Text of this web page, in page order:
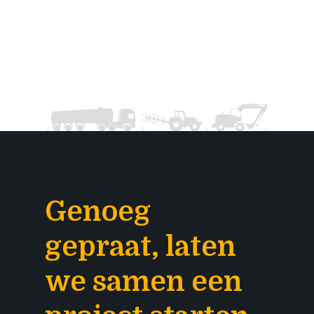
Genoeg
gepraat, laten
we samen een